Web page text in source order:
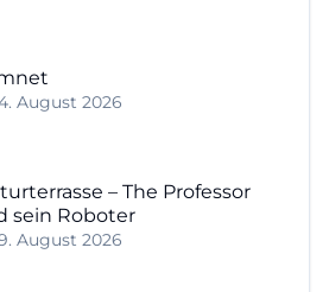
August 2026
– The Professor
sein Roboter
August 2026